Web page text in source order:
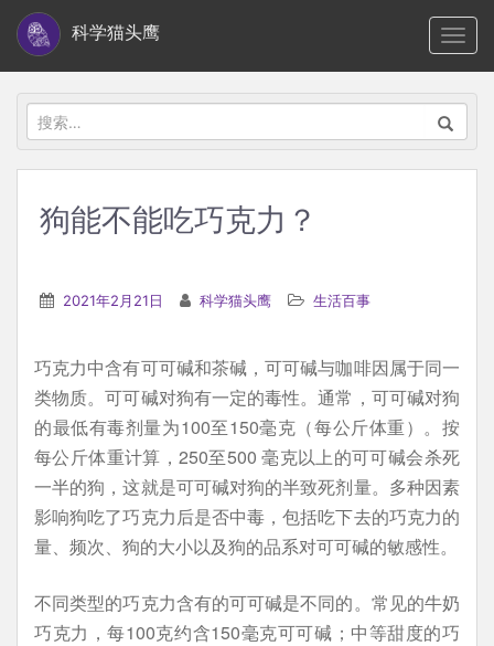
i
科学猫头鹰
搜
索：
狗能不能吃巧克力？
2021年2月21日 科学猫头鹰 生活百事
巧克力中含有可可碱和茶碱，可可碱与咖啡因属于同一
类物质。可可碱对狗有一定的毒性。通常，可可碱对狗
的最低有毒剂量为100至150毫克（每公斤体重）。按
每公斤体重计算，250至500 毫克以上的可可碱会杀死
一半的狗，这就是可可碱对狗的半致死剂量。多种因素
影响狗吃了巧克力后是否中毒，包括吃下去的巧克力的
量、频次、狗的大小以及狗的品系对可可碱的敏感性。
不同类型的巧克力含有的可可碱是不同的。常见的牛奶
巧克力，每100克约含150毫克可可碱；中等甜度的巧